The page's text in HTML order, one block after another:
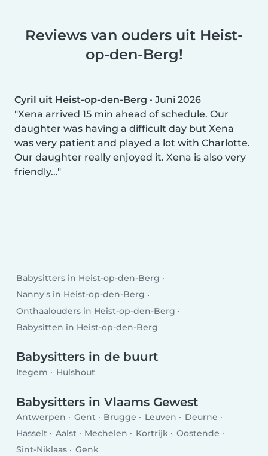
Reviews van ouders uit Heist-
op-den-Berg!
Cyril uit Heist-op-den-Berg • Juni 2026
Xena arrived 15 min ahead of schedule. Our
daughter was having a difficult day but Xena
was very patient and played a lot with Charlotte.
Our daughter really enjoyed it. Xena is also very
friendly...
Babysitters in Heist-op-den-Berg
Nanny's in Heist-op-den-Berg
Onthaalouders in Heist-op-den-Berg
Babysitten in Heist-op-den-Berg
Babysitters in de buurt
Itegem Hulshout
Babysitters in Vlaams Gewest
Antwerpen Gent Brugge Leuven
Deurne
Hasselt
Aalst Mechelen Kortrijk
Oostende
Sint-Niklaas
Genk